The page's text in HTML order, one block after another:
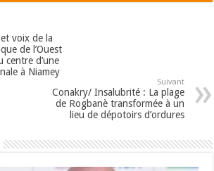
voix de la
de l’Ouest
centre d’une
à Niamey
Suivant
Conakry/ Insalubrité : La plage
de Rogbanè transformée à un
lieu de dépotoirs d’ordures